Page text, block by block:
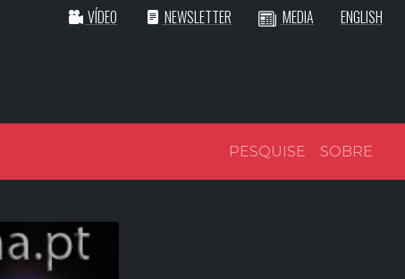
VÍDEO NEWSLETTER MEDIA ENGLISH
PESQUISE SOBRE